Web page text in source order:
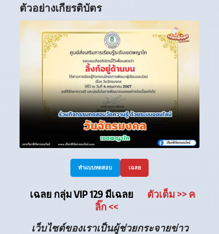
ตัวอย่างเกียรติบัตร
ทำแบบทดสอบ เฉลย
เฉลย กลุ่ม VIP 129 มีเฉลย ตัวเต็ม >> ค
ลิ๊ก <<
เว็บไซต์ของเราเป็นผู้ช่วยกระจายข่าว